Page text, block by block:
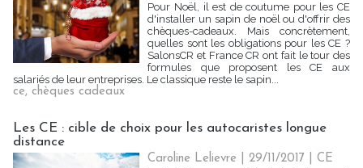
Pour Noël, il est de coutume pour les CE
d'installer un sapin de noël ou d'offrir des
chèques-cadeaux. Mais concrètement,
quelles sont les obligations pour les CE ?
SalonsCR et France CR ont fait le tour des
formules que proposent les CE aux
salariés de leur entreprises. Le classique reste le sapin...
ce, chèques cadeaux
Les CE : cible de choix pour les autocaristes longue
distance
Caroline Lelievre | 29/11/2017 |CE